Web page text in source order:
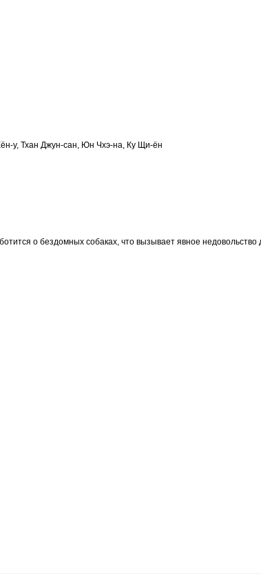
у, Тхан Джун-сан, Юн Чхэ-на, Ку Щи-ён
о бездомных собаках, что вызывает явное